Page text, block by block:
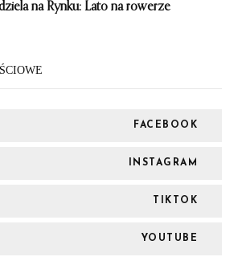
na Rynku: Lato na rowerze
FACEBOOK
INSTAGRAM
TIKTOK
YOUTUBE